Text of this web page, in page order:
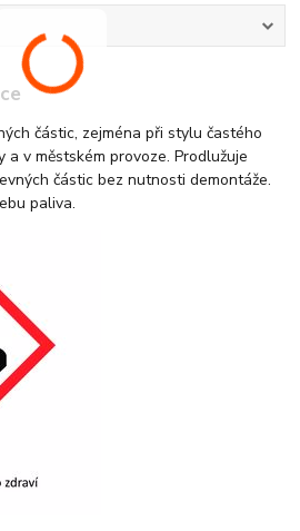
částic, zejména při stylu častého
v městském provoze. Prodlužuje
částic bez nutnosti demontáže.
paliva.